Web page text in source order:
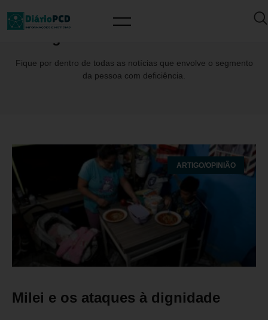
Fique por dentro de todas as notícias que envolve o segmento
da pessoa com deficiência.
ARTIGO/OPINIÃO
Milei e os ataques à dignidade